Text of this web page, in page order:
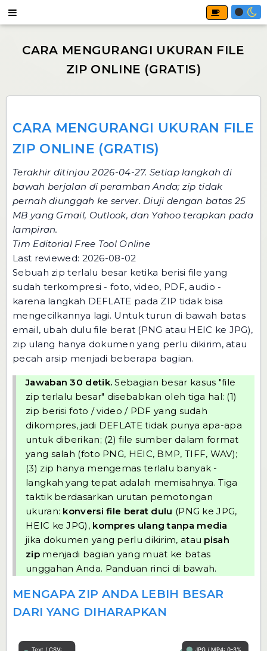
CARA MENGURANGI UKURAN FILE
ZIP ONLINE (GRATIS)
Terakhir ditinjau 2026-04-27. Setiap langkah di
bawah berjalan di peramban Anda; zip tidak
pernah diunggah ke server. Diuji dengan batas 25
MB yang Gmail, Outlook, dan Yahoo terapkan pada
lampiran.
Tim Editorial Free Tool Online
Last reviewed: 2026-08-02
Sebuah zip terlalu besar ketika berisi file yang
sudah terkompresi - foto, video, PDF, audio -
karena langkah DEFLATE pada ZIP tidak bisa
mengecilkannya lagi. Untuk turun di bawah batas
email, ubah dulu file berat (PNG atau HEIC ke JPG),
zip ulang hanya dokumen yang perlu dikirim, atau
pecah arsip menjadi beberapa bagian.
Jawaban 30 detik. Sebagian besar kasus "file
zip terlalu besar" disebabkan oleh tiga hal: (1)
zip berisi foto / video / PDF yang sudah
dikompres, jadi DEFLATE tidak punya apa-apa
untuk diberikan; (2) file sumber dalam format
yang salah (foto PNG, HEIC, BMP, TIFF, WAV);
(3) zip hanya mengemas terlalu banyak -
langkah yang tepat adalah memisahnya. Tiga
taktik berdasarkan urutan pemotongan
ukuran: konversi file berat dulu (PNG ke JPG,
HEIC ke JPG), kompres ulang tanpa media
jika dokumen yang perlu dikirim, atau pisah
zipmenjadi bagian yang muat ke batas
unggahan Anda. Panduan rinci di bawah.
MENGAPA ZIP ANDA LEBIH BESAR
DARI YANG DIHARAPKAN